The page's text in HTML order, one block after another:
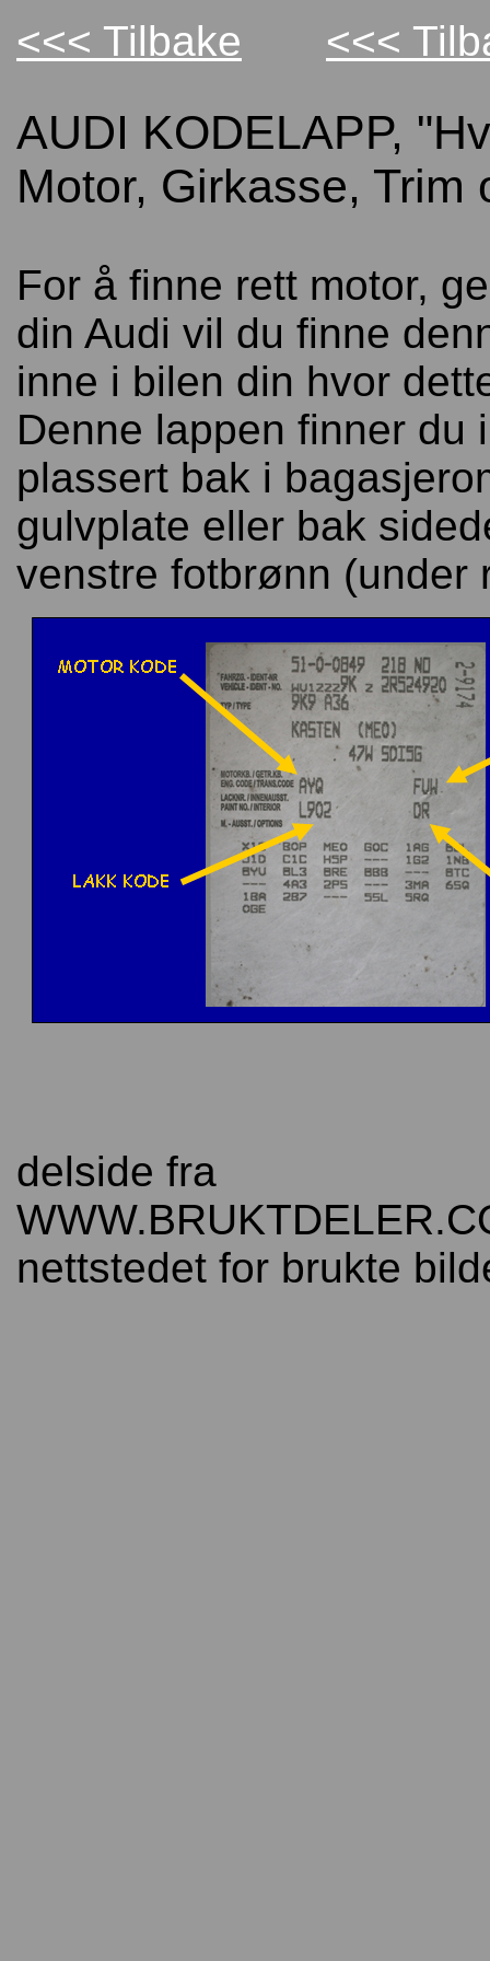
<<< Tilbake <<<
AUDI KODELAPP,
Motor, Girkasse, Trim
For å finne rett motor,
din Audi vil du finne
inne i bilen din hvor
Denne lappen finner du
plassert bak i
gulvplate eller bak
venstre fotbrønn (under
delside fra
nettstedet for brukte